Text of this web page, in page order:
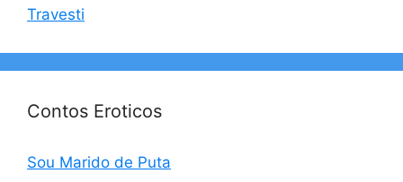
Travesti
Contos Eroticos
Sou Marido de Puta